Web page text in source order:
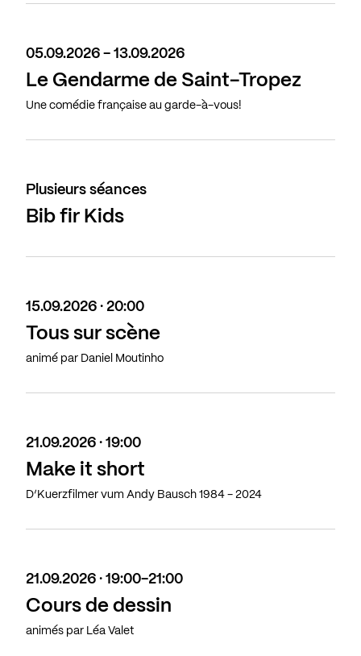
05.09.2026 - 13.09.2026
Le Gendarme de Saint-Tropez
Une comédie française au garde-à-vous!
Plusieurs séances
Bib fir Kids
15.09.2026 · 20:00
Tous sur scène
animé par Daniel Moutinho
21.09.2026 · 19:00
Make it short
D’Kuerzfilmer vum Andy Bausch 1984 - 2024
21.09.2026 · 19:00-21:00
Cours de dessin
animés par Léa Valet